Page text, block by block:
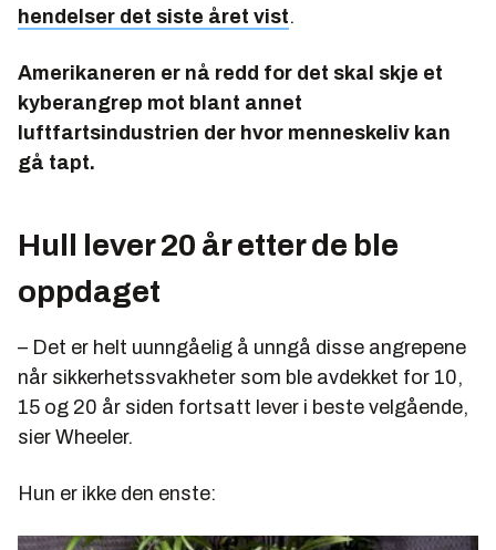
hendelser det siste året vist.
Amerikaneren er nå redd for det skal skje et
kyberangrep mot blant annet
luftfartsindustrien der hvor menneskeliv kan
gå tapt.
Hull lever 20 år etter de ble
oppdaget
– Det er helt uunngåelig å unngå disse angrepene
når sikkerhetssvakheter som ble avdekket for 10,
15 og 20 år siden fortsatt lever i beste velgående,
sier Wheeler.
Hun er ikke den enste: